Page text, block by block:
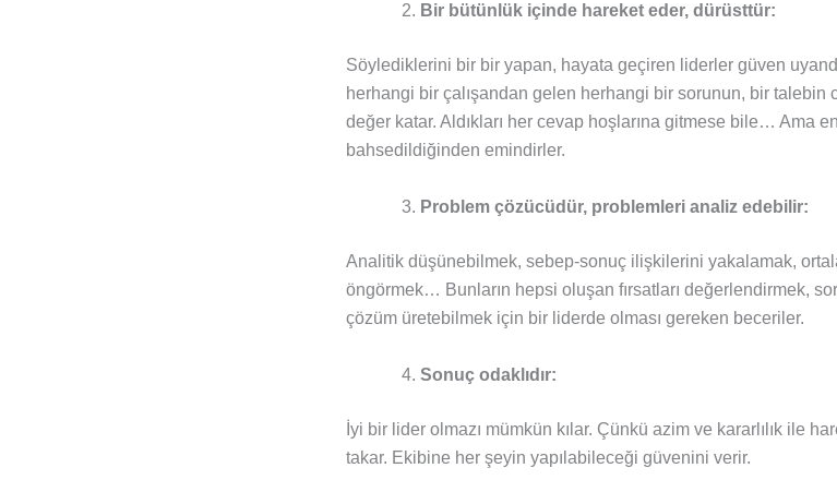
Bir bütünlük içinde hareket eder, dürüsttür:
Söylediklerini bir bir yapan, hayata geçiren liderler güven
herhangi bir çalışandan gelen herhangi bir sorunun, bir talebin
değer katar. Aldıkları her cevap hoşlarına gitmese bile… Ama
bahsedildiğinden emindirler.
Problem çözücüdür, problemleri analiz edebilir:
Analitik düşünebilmek, sebep-sonuç ilişkilerini yakalamak,
öngörmek… Bunların hepsi oluşan fırsatları değerlendirmek,
çözüm üretebilmek için bir liderde olması gereken beceriler.
Sonuç odaklıdır:
İyi bir lider olmazı mümkün kılar. Çünkü azim ve kararlılık ile
takar. Ekibine her şeyin yapılabileceği güvenini verir.